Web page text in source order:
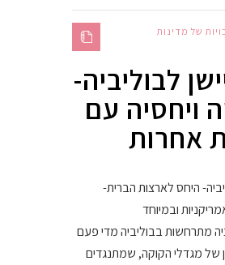
של מדינות
לבוליביה-
ויחסיה עם
אחרות
היחס לארצות הברית-
ובמיוחד
מתרחשות בבוליביה מדי פעם
של מגדלי הקוקה, שמתנגדים